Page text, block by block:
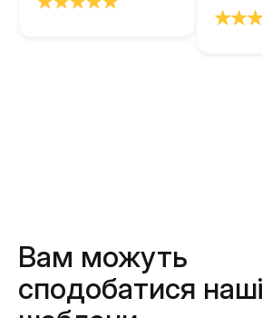
Вам можуть
сподобатися наші